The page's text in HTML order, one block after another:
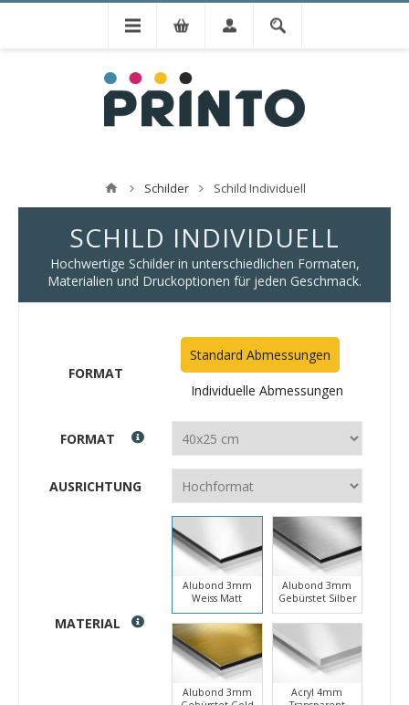
Schilder Schild Individuell
SCHILD INDIVIDUELL
Hochwertige Schilder in unterschiedlichen Formaten,
Materialien und Druckoptionen für jeden Geschmack.
FORMAT
Standard Abmessungen
Individuelle Abmessungen
FORMAT
AUSRICHTUNG
MATERIAL
Alubond 3mm
Weiss Matt
Alubond 3mm
Gebürstet Silber
Alubond 3mm
Acryl 4mm